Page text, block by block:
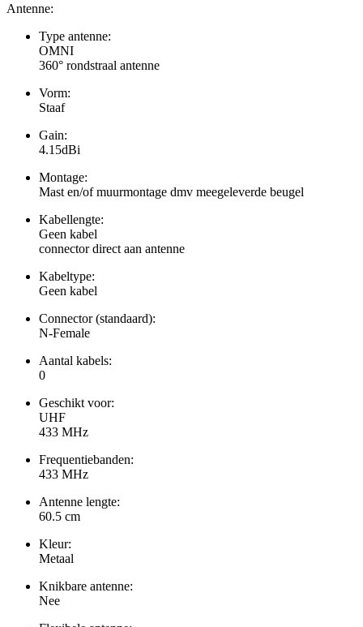
Antenne:
Type antenne:
OMNI
360° rondstraal antenne
Vorm:
Staaf
Gain:
4.15dBi
Montage:
Mast en/of muurmontage dmv meegeleverde beugel
Kabellengte:
Geen kabel
connector direct aan antenne
Kabeltype:
Geen kabel
Connector (standaard):
N-Female
Aantal kabels:
0
Geschikt voor:
UHF
433 MHz
Frequentiebanden:
433 MHz
Antenne lengte:
60.5 cm
Kleur:
Metaal
Knikbare antenne:
Nee